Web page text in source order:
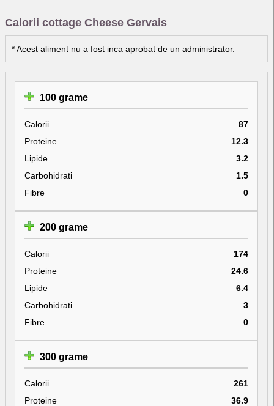
Calorii cottage Cheese Gervais
* Acest aliment nu a fost inca aprobat de un administrator.
100 grame
Calorii
87
Proteine
12.3
Lipide
3.2
Carbohidrati
1.5
Fibre
0
200 grame
Calorii
174
Proteine
24.6
Lipide
6.4
Carbohidrati
3
Fibre
0
300 grame
Calorii
261
Proteine
36.9